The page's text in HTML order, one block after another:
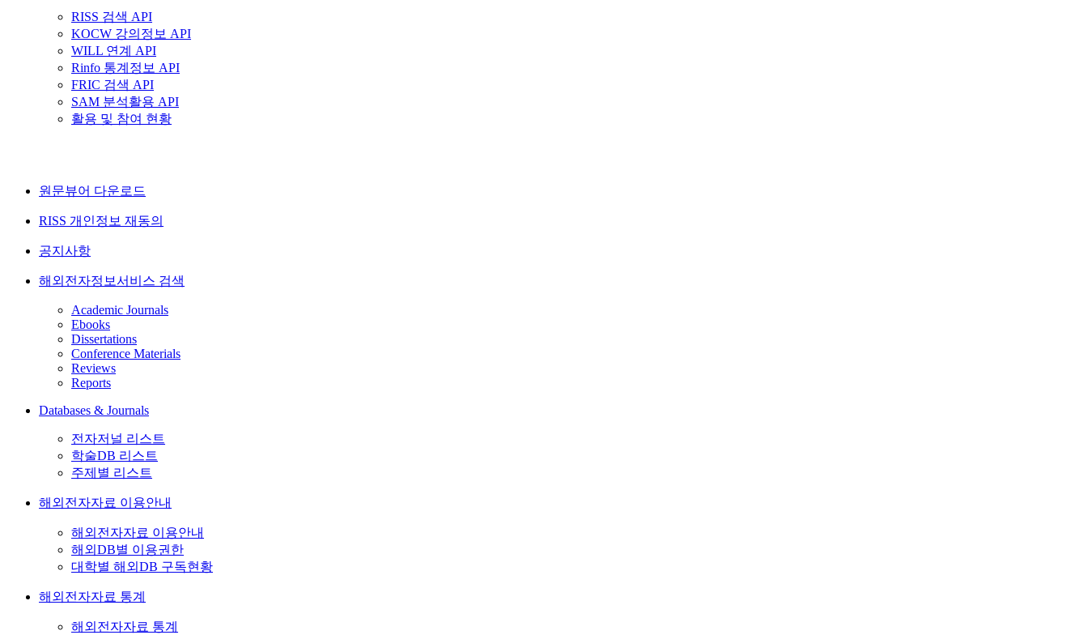
RISS 검색 API
KOCW 강의정보 API
WILL 연계 API
Rinfo 통계정보 API
FRIC 검색 API
SAM 분석활용 API
활용 및 참여 현황
원문뷰어 다운로드
RISS 개인정보 재동의
공지사항
해외전자정보서비스 검색
Academic Journals
Ebooks
Dissertations
Conference Materials
Reviews
Reports
Databases & Journals
전자저널 리스트
학술DB 리스트
주제별 리스트
해외전자자료 이용안내
해외전자자료 이용안내
해외DB별 이용권한
대학별 해외DB 구독현황
해외전자자료 통계
해외전자자료 통계